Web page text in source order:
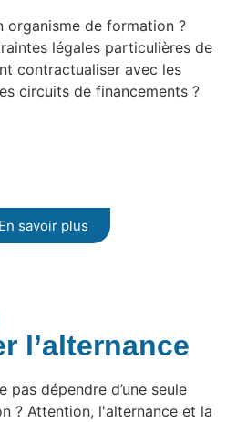
organisme de formation ?
légales particulières de
contractualiser avec les
circuits de financements ?
En savoir plus
l’alternance
pas dépendre d’une seule
? Attention, l'alternance et la